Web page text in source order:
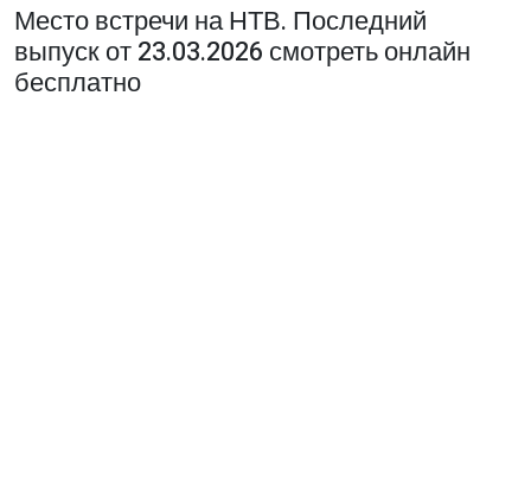
Место встречи на НТВ. Последний
выпуск от 23.03.2026 смотреть онлайн
бесплатно